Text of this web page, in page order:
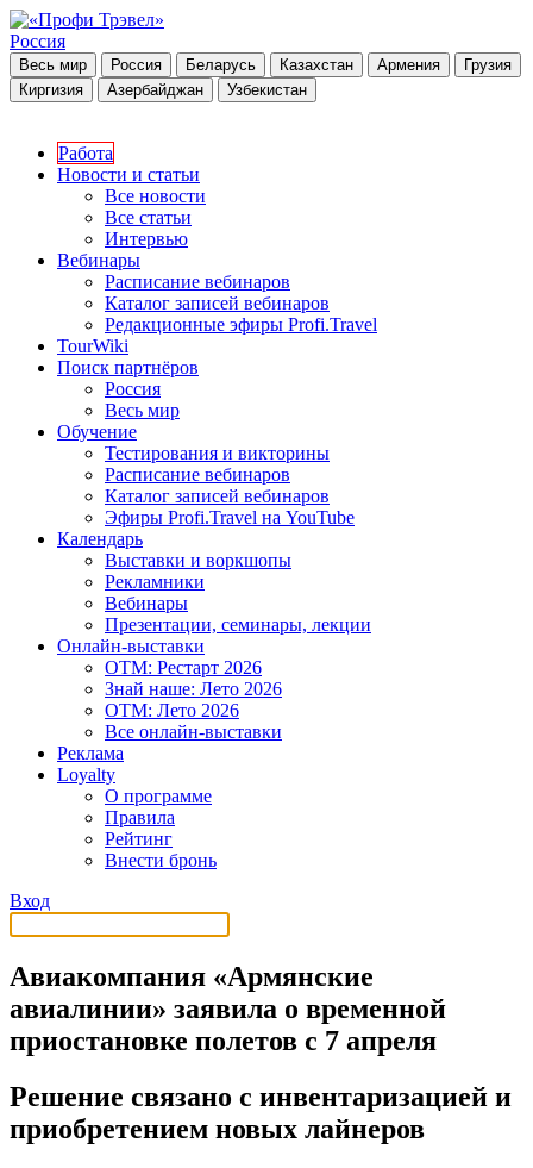
Россия
Весь мир Россия Беларусь Казахстан Армения
Грузия
Киргизия
Азербайджан Узбекистан
Работа
Новости и статьи
Все новости
Все статьи
Интервью
Вебинары
Расписание вебинаров
Каталог записей вебинаров
Редакционные эфиры Profi.Travel
TourWiki
Поиск партнёров
Россия
Весь мир
Обучение
Тестирования и викторины
Расписание вебинаров
Каталог записей вебинаров
Эфиры Profi.Travel на YouTube
Календарь
Выставки и воркшопы
Рекламники
Вебинары
Презентации, семинары, лекции
Онлайн-выставки
OTM: Рестарт 2026
Знай наше: Лето 2026
OTM: Лето 2026
Все онлайн-выставки
Реклама
Loyalty
О программе
Правила
Рейтинг
Внести бронь
Вход
Авиакомпания «Армянские
авиалинии» заявила о временной
приостановке полетов с 7 апреля
Решение связано с инвентаризацией и
приобретением новых лайнеров